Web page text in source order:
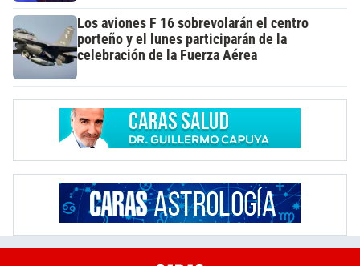
Los aviones F 16 sobrevolarán el centro
porteño y el lunes participarán de la
celebración de la Fuerza Aérea